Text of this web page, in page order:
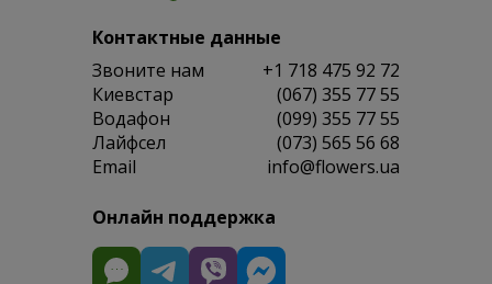
Контактные данные
Звоните нам
+1 718 475 92 72
Киевстар
(067) 355 77 55
Водафон
(099) 355 77 55
Лайфсел
(073) 565 56 68
Email
info@flowers.ua
Онлайн поддержка